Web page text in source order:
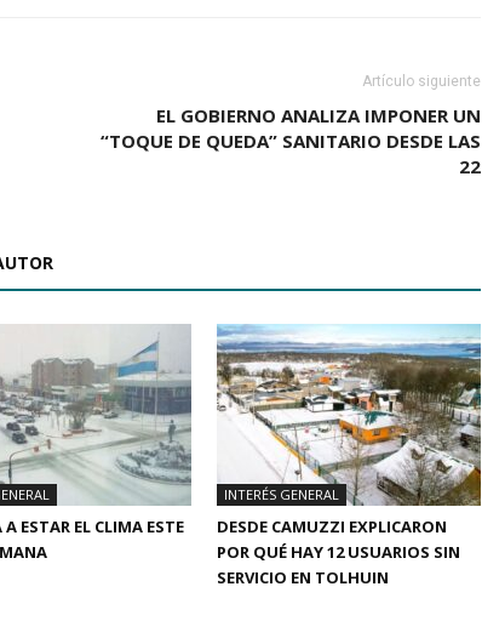
Artículo siguiente
EL GOBIERNO ANALIZA IMPONER UN
“TOQUE DE QUEDA” SANITARIO DESDE LAS
22
ESTAR EL CLIMA ESTE
INTERÉS GENERAL
DESDE CAMUZZI EXPLICARON
POR QUÉ HAY 12 USUARIOS SIN
SERVICIO EN TOLHUIN